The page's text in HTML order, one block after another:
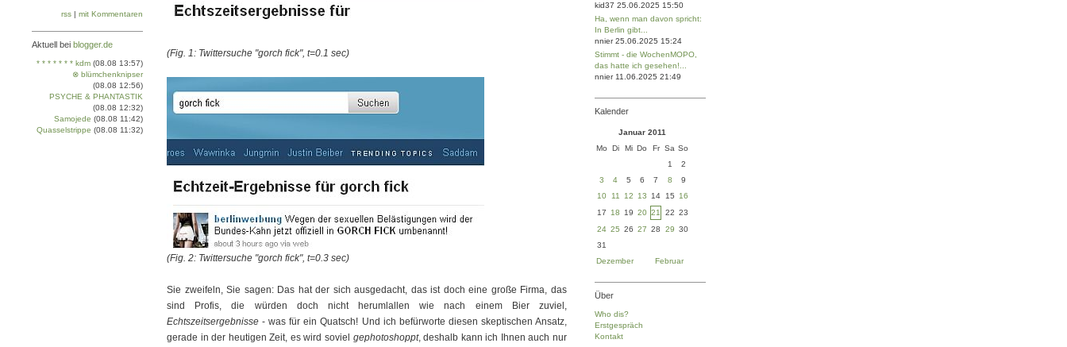
(Fig. 1: Twittersuche "gorch fick", t=0.1 sec)
(Fig. 2: Twittersuche "gorch fick", t=0.3 sec)
Sie zweifeln, Sie sagen: Das hat der sich ausgedacht, das ist doch eine große Firma, das
sind Profis, die würden doch nicht herumlallen wie nach einem Bier zuviel,
Echtszeitsergebnisse - was für ein Quatsch! Und ich befürworte diesen skeptischen Ansatz,
gerade in der heutigen Zeit, es wird soviel gephotoshoppt, deshalb kann ich Ihnen auch nur
rss | mit Kommentaren
Aktuell bei blogger.de
* * * * * * * kdm (08.08 13:57)
⊗ blümchenknipser
(08.08 12:56)
PSYCHE & PHANTASTIK
(08.08 12:32)
Samojede (08.08 11:42)
Quasselstrippe (08.08 11:32)
kid37 25.06.2025 15:50
Ha, wenn man davon spricht:
In Berlin gibt...
nnier 25.06.2025 15:24
Stimmt - die WochenMOPO,
das hatte ich gesehen!...
nnier 11.06.2025 21:49
Kalender
Januar 2011
Mo
Di Mi Do Fr Sa So
1
2
3
4 5 6 7 8
9
10
11 12 13 14 15
16
17
18 19 20 21 22 23
24 25 26 27 28 29 30
31
Dezember
Februar
Über
Who dis?
Erstgespräch
Kontakt